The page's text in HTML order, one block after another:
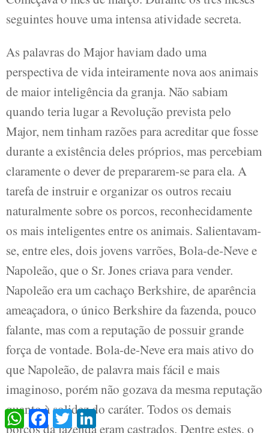
seguintes houve uma intensa atividade secreta.
As palavras do Major haviam dado uma
perspectiva de vida inteiramente nova aos animais
de maior inteligência da granja. Não sabiam
quando teria lugar a Revolução prevista pelo
Major, nem tinham razões para acreditar que fosse
durante a existência deles próprios, mas percebiam
claramente o dever de prepararem-se para ela. A
tarefa de instruir e organizar os outros recaiu
naturalmente sobre os porcos, reconhecidamente
os mais inteligentes entre os animais. Salientavam-
se, entre eles, dois jovens varrões, Bola-de-Neve e
Napoleão, que o Sr. Jones criava para vender.
Napoleão era um cachaço Berkshire, de aparência
ameaçadora, o único Berkshire da fazenda, pouco
falante, mas com a reputação de possuir grande
força de vontade. Bola-de-Neve era mais ativo do
que Napoleão, de palavra mais fácil e mais
imaginoso, porém não gozava da mesma reputação
quanto à solidez do caráter. Todos os demais
porcos da fazenda eram castrados. Dentre estes, o
WhatsAppFacebookTwitterLinkedIn